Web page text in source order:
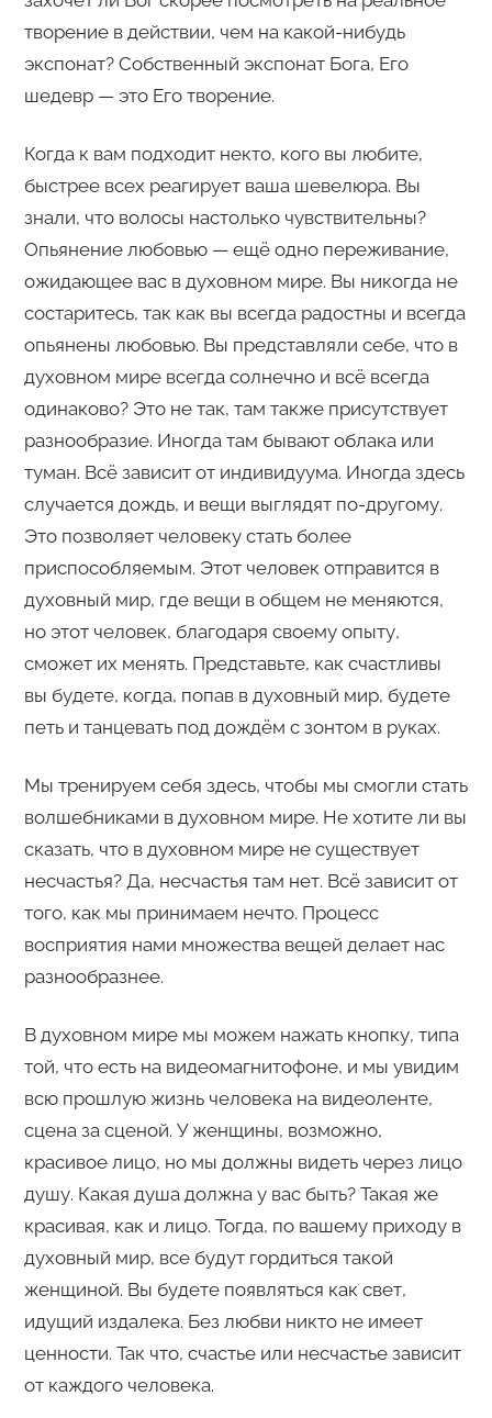
творение в действии, чем на какой-нибудь
экспонат? Собственный экспонат Бога, Его
шедевр — это Его творение.
Когда к вам подходит некто, кого вы любите,
быстрее всех реагирует ваша шевелюра. Вы
знали, что волосы настолько чувствительны?
Опьянение любовью — ещё одно переживание,
ожидающее вас в духовном мире. Вы никогда не
состаритесь, так как вы всегда радостны и всегда
опьянены любовью. Вы представляли себе, что в
духовном мире всегда солнечно и всё всегда
одинаково? Это не так, там также присутствует
разнообразие. Иногда там бывают облака или
туман. Всё зависит от индивидуума. Иногда здесь
случается дождь, и вещи выглядят по-другому.
Это позволяет человеку стать более
приспособляемым. Этот человек отправится в
духовный мир, где вещи в общем не меняются,
но этот человек, благодаря своему опыту,
сможет их менять. Представьте, как счастливы
вы будете, когда, попав в духовный мир, будете
петь и танцевать под дождём с зонтом в руках.
Мы тренируем себя здесь, чтобы мы смогли стать
волшебниками в духовном мире. Не хотите ли вы
сказать, что в духовном мире не существует
несчастья? Да, несчастья там нет. Всё зависит от
того, как мы принимаем нечто. Процесс
восприятия нами множества вещей делает нас
разнообразнее.
В духовном мире мы можем нажать кнопку, типа
той, что есть на видеомагнитофоне, и мы увидим
всю прошлую жизнь человека на видеоленте,
сцена за сценой. У женщины, возможно,
красивое лицо, но мы должны видеть через лицо
душу. Какая душа должна у вас быть? Такая же
красивая, как и лицо. Тогда, по вашему приходу в
духовный мир, все будут гордиться такой
женщиной. Вы будете появляться как свет,
идущий издалека. Без любви никто не имеет
ценности. Так что, счастье или несчастье зависит
от каждого человека.